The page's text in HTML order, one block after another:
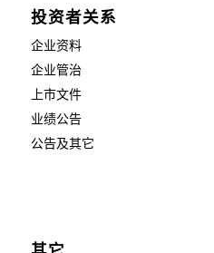
投资者关系
企业资料
企业管治
上市文件
业绩公告
公告及其它